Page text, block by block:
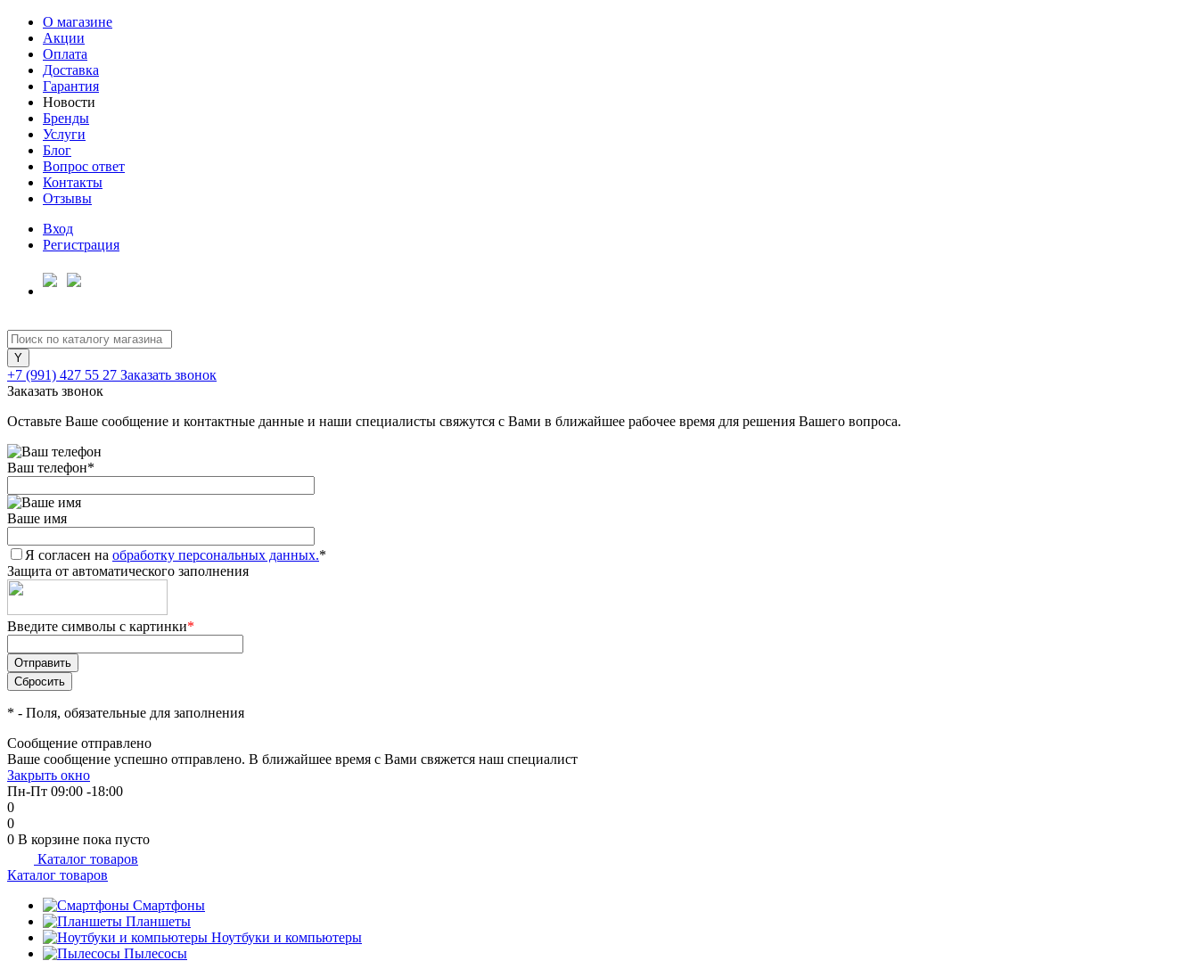
О магазине
Акции
Оплата
Доставка
Гарантия
Новости
Бренды
Услуги
Блог
Вопрос ответ
Контакты
Отзывы
Вход
Регистрация
+7 (991) 427 55 27 Заказать звонок
Заказать звонок
Оставьте Ваше сообщение и контактные данные и наши специалисты свяжутся с Вами в ближайшее рабочее время для решения Вашего вопроса.
Ваш телефон*
Ваше имя
Я согласен на обработку персональных данных.*
Защита от автоматического заполнения
Введите символы с картинки*
* - Поля, обязательные для заполнения
Сообщение отправлено
Ваше сообщение успешно отправлено. В ближайшее время с Вами свяжется наш специалист
Закрыть окно
Пн-Пт 09:00 -18:00
0
0
0 В корзине пока пусто
Каталог товаров
Каталог товаров
Смартфоны
Планшеты
Ноутбуки и компьютеры
Пылесосы